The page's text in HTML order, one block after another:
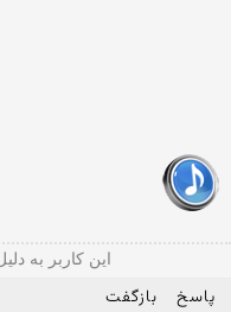
این کاربر به
پاسخ بازگفت